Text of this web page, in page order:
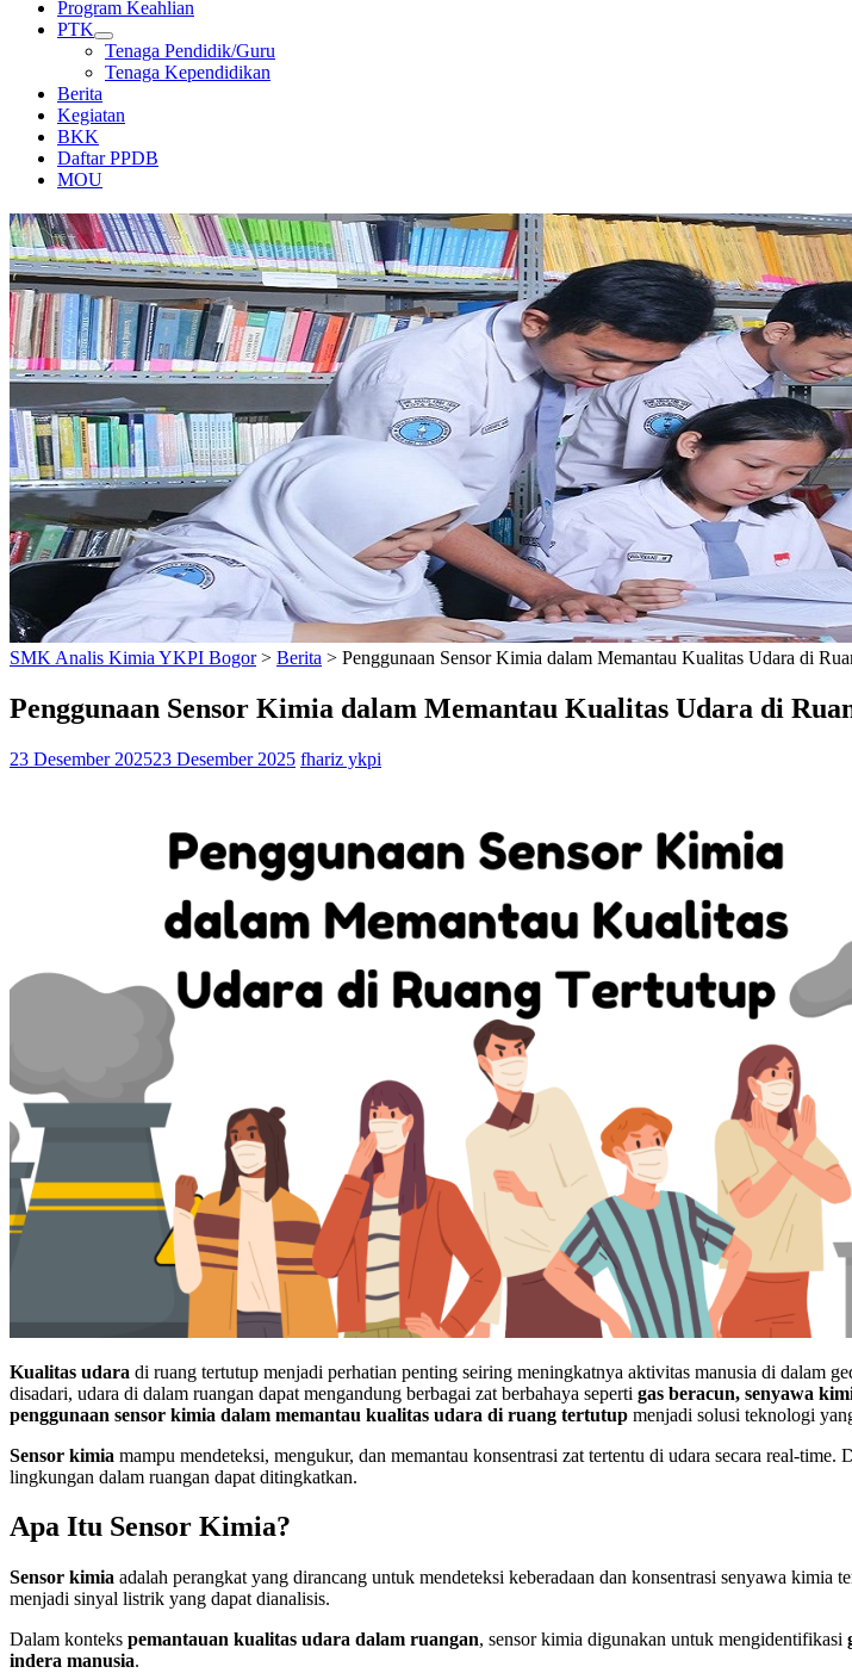
Program Keahlian
PTK
Tenaga Pendidik/Guru
Tenaga Kependidikan
Berita
Kegiatan
BKK
Daftar PPDB
MOU
PERPUSTAKAAN
SMK Analis Kimia YKPI Bogor> Berita > Penggunaan Sensor Kimia dalam Memantau Kualitas Udara di
Penggunaan Sensor Kimia dalam Memantau Kualitas Udara di
23 Desember 202523 Desember 2025 fhariz ykpi
Kualitas udara di ruang tertutup menjadi perhatian penting seiring meningkatnya aktivitas manusia di dalam
disadari, udara di dalam ruangan dapat mengandung berbagai zat berbahaya seperti gas beracun, senyawa
penggunaan sensor kimia dalam memantau kualitas udara di ruang tertutup menjadi solusi teknologi
Sensor kimia mampu mendeteksi, mengukur, dan memantau konsentrasi zat tertentu di udara secara real-
lingkungan dalam ruangan dapat ditingkatkan.
Apa Itu Sensor Kimia?
Sensor kimia adalah perangkat yang dirancang untuk mendeteksi keberadaan dan konsentrasi senyawa
menjadi sinyal listrik yang dapat dianalisis.
Dalam konteks pemantauan kualitas udara dalam ruangan, sensor kimia digunakan untuk mengidentifikasi
indera manusia.